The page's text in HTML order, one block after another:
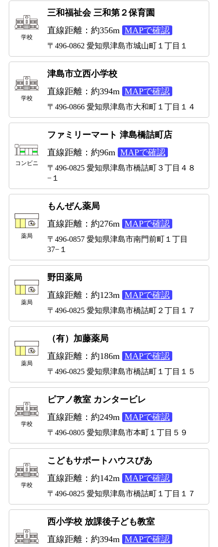
学校
三和福祉会 三和第２保育園
直線距離：約356m MAPで確認
〒496-0862 愛知県津島市城山町１丁目１
学校
津島市立西小学校
直線距離：約394m MAPで確認
〒496-0866 愛知県津島市大和町１丁目１４
コンビニ
ファミリーマート 津島橋詰町店
直線距離：約96m MAPで確認
〒496-0825 愛知県津島市橋詰町３丁目４８
−１
薬局
もんぜん薬局
直線距離：約276m MAPで確認
〒496-0857 愛知県津島市南門前町１丁目
37−１
薬局
野田薬局
直線距離：約123m MAPで確認
〒496-0825 愛知県津島市橋詰町２丁目１７
薬局
（有）加藤薬局
直線距離：約186m MAPで確認
〒496-0825 愛知県津島市橋詰町１丁目１５
学校
ピアノ教室 カンタービレ
直線距離：約249m MAPで確認
〒496-0805 愛知県津島市本町１丁目５９
学校
こどもサポートハウスぴあ
直線距離：約142m MAPで確認
〒496-0825 愛知県津島市橋詰町１丁目１７
西小学校 放課後子ども教室
直線距離：約394m MAPで確認